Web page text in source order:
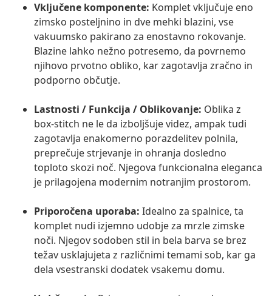
Vključene komponente: Komplet vključuje eno
zimsko posteljnino in dve mehki blazini, vse
vakuumsko pakirano za enostavno rokovanje.
Blazine lahko nežno potresemo, da povrnemo
njihovo prvotno obliko, kar zagotavlja zračno in
podporno občutje.
Lastnosti / Funkcija / Oblikovanje: Oblika z
box-stitch ne le da izboljšuje videz, ampak tudi
zagotavlja enakomerno porazdelitev polnila,
preprečuje strjevanje in ohranja dosledno
toploto skozi noč. Njegova funkcionalna eleganca
je prilagojena modernim notranjim prostorom.
Priporočena uporaba: Idealno za spalnice, ta
komplet nudi izjemno udobje za mrzle zimske
noči. Njegov sodoben stil in bela barva se brez
težav usklajujeta z različnimi temami sob, kar ga
dela vsestranski dodatek vsakemu domu.